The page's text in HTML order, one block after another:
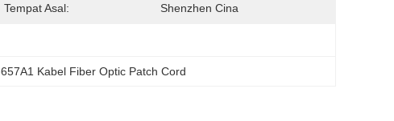
Tempat Asal: Shenzhen Cina
Kabel Fiber Optic Patch Cord